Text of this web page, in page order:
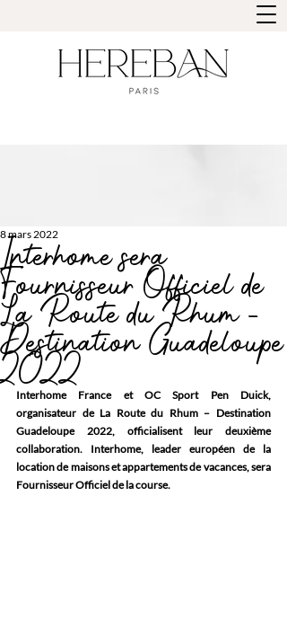
Interhome sera
Fournisseur Officiel de
La Route du Rhum -
Destination Guadeloupe
2022
8 mars 2022
Interhome France et OC Sport Pen Duick,
organisateur de La Route du Rhum – Destination
Guadeloupe 2022, officialisent leur deuxième
collaboration. Interhome, leader européen de la
location de maisons et appartements de vacances, sera
Fournisseur Officiel de la course.